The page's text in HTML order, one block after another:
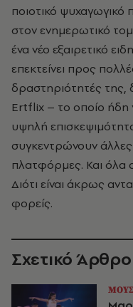
ποιοτικό ψυχαγωγικό
στον ενημερωτικό
ένα νέο εξαιρετικό
επεκτείνει προς
δραστηριότητές της,
Ertflix – το οποίο ήδη
υψηλή
συγκεντρώνουν άλλες
πλατφόρμες. Και όλα
Διότι είναι άκρως
φορείς.
Σχετικό Άρθρο